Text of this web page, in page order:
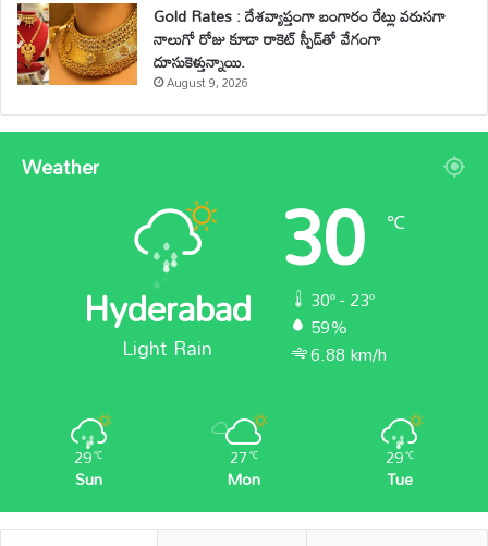
Gold Rates : దేశవ్యాప్తంగా బంగారం రేట్లు వరుసగా
నాలుగో రోజు కూడా రాకెట్ స్పీడ్‌తో వేగంగా
దూసుకెళ్తున్నాయి.
August 9, 2026
Weather
Hyderabad
Light Rain
30 ℃
30º - 23º
59%
6.88 km/h
29℃
Sun
27℃
Mon
29℃
Tue